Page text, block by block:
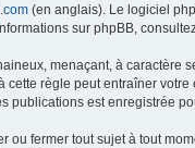
(en anglais). Le logiciel
sur phpBB,
menaçant, à
règle peut entraîner
publications est enregistrée
fermer tout sujet à tout